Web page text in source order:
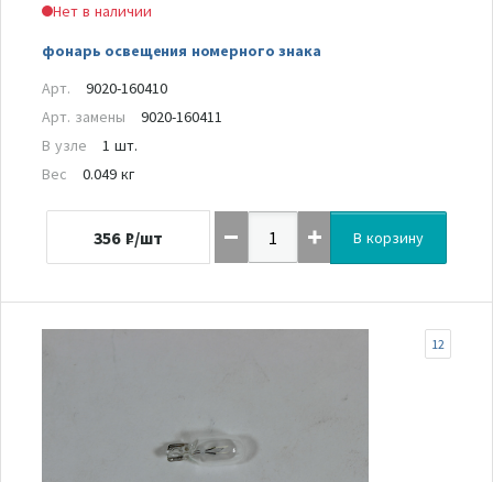
Нет в наличии
фонарь освещения номерного знака
Арт.
9020-160410
Арт. замены
9020-160411
В узле
1 шт.
Вес
0.049 кг
356 ₽/шт В корзину
12